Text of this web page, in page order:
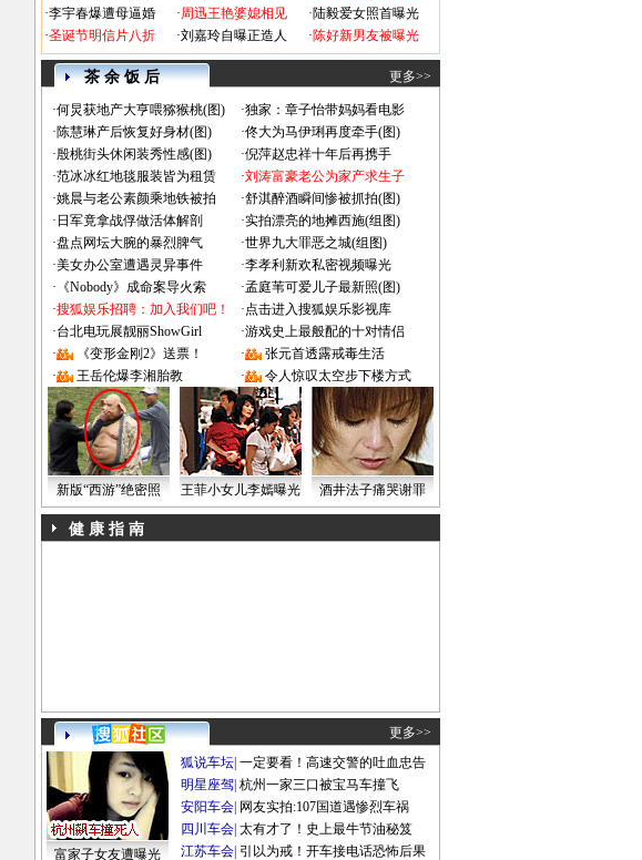
·李宇春爆遭母逼婚
·圣诞节明信片八折
·周迅王艳婆媳相见
·刘嘉玲自曝正造人
·陆毅爱女照首曝光
·陈好新男友被曝光
茶 余 饭 后 更多>>
·何炅获地产大亨喂猕猴桃(图) ·独家：章子怡带妈妈看电影
·陈慧琳产后恢复好身材(图) ·佟大为马伊琍再度牵手(图)
·殷桃街头休闲装秀性感(图) ·倪萍赵忠祥十年后再携手
·范冰冰红地毯服装皆为租赁 ·刘涛富豪老公为家产求生子
·姚晨与老公素颜乘地铁被拍 ·舒淇醉酒瞬间惨被抓拍(图)
· 日军竟拿战俘做活体解剖 ·实拍漂亮的地摊西施(组图)
·盘点网坛大腕的暴烈脾气 ·世界九大罪恶之城(组图)
·美女办公室遭遇灵异事件 ·李孝利新欢私密视频曝光
· 《Nobody》成命案导火索 ·孟庭苇可爱儿子最新照(图)
·搜狐娱乐招聘：加入我们吧！ ·点击进入搜狐娱乐影视库
·台北电玩展靓丽ShowGirl ·游戏史上最般配的十对情侣
·
《变形金刚2》送票！ ·
张元首透露戒毒生活
·
王岳伦爆李湘胎教 · 令人惊叹太空步下楼方式
新版“西游”绝密照 王菲小女儿李嫣曝光 酒井法子痛哭谢罪
健 康 指 南
更多>>
富家子女友遭曝光
狐说车坛 一定要看！高速交警的吐血忠告
明星座驾 杭州一家三口被宝马车撞飞
安阳车会 网友实拍:107国道遇惨烈车祸
四川车会 太有才了！史上最牛节油秘笈
江苏车会 引以为戒！开车接电话恐怖后果